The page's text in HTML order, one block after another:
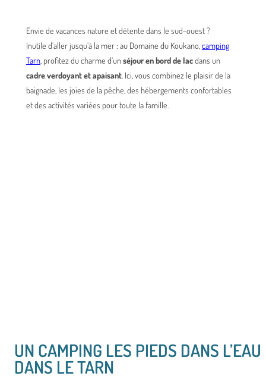
Envie de vacances nature et détente dans le sud-ouest ?
Inutile d’aller jusqu’à la mer : au Domaine du Koukano, camping
Tarn, profitez du charme d’unséjour en bord de lacdans un
cadre verdoyant et apaisant. Ici, vous combinez le plaisir de la
baignade, les joies de la pêche, des hébergements confortables
et des activités variées pour toute la famille.
UN CAMPING LES PIEDS DANS L’EAU
DANS LE TARN